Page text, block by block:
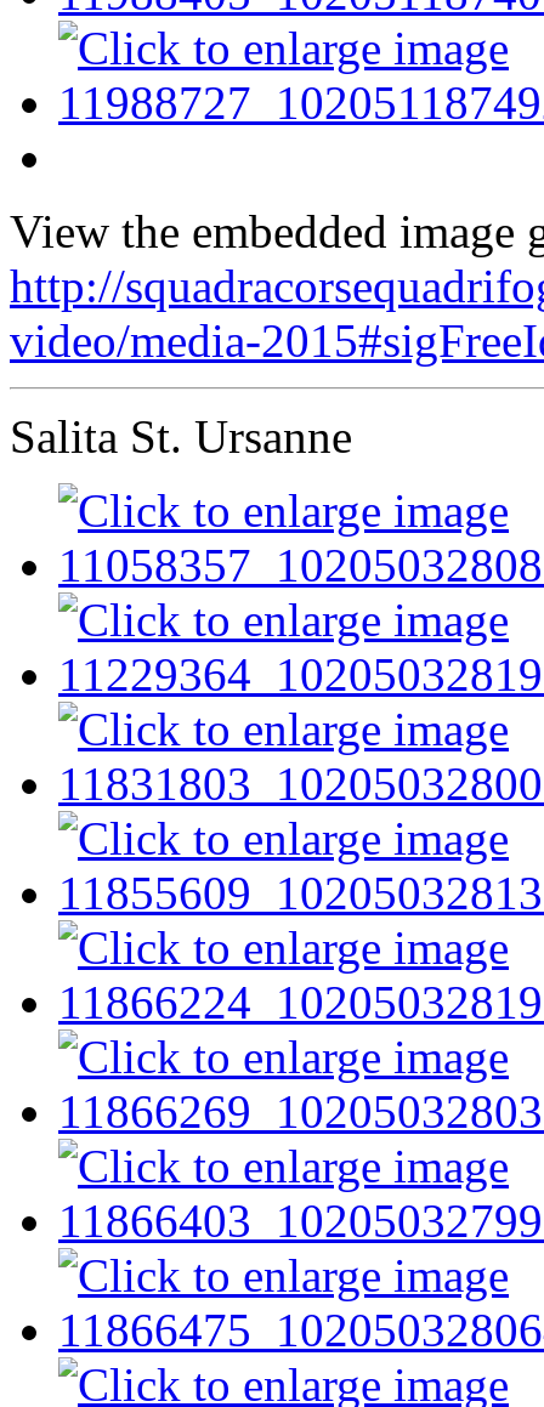
View the embedded image
http://
video/media-
Salita St. Ursanne